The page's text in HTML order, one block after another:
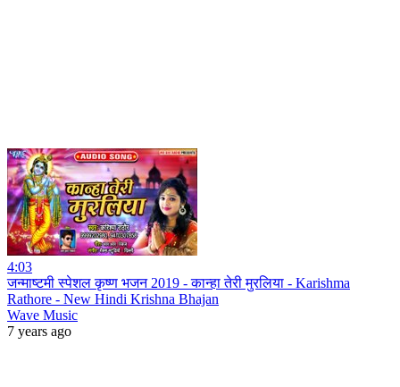
4:03
जन्माष्टमी स्पेशल कृष्ण भजन 2019 - कान्हा तेरी मुरलिया - Karishma
Rathore - New Hindi Krishna Bhajan
Wave Music
7 years ago